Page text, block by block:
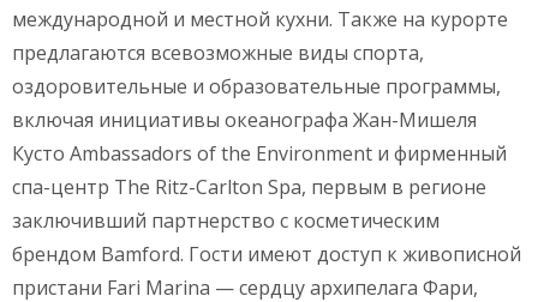
международной и местной кухни. Также на курорте
предлагаются всевозможные виды спорта,
оздоровительные и образовательные программы,
включая инициативы океанографа Жан-Мишеля
Кусто Ambassadors of the Environment и фирменный
спа-центр The Ritz-Carlton Spa, первым в регионе
заключивший партнерство с косметическим
брендом Bamford. Гости имеют доступ к живописной
пристани Fari Marina — сердцу архипелага Фари,